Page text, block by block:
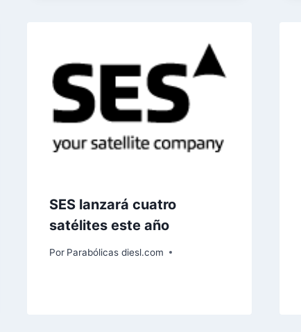
SES lanzará cuatro
satélites este año
Por Parabólicas diesl.com